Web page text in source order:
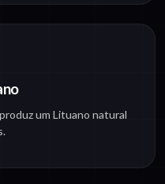
um Lituano natural